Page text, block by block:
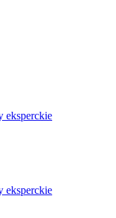
eksperckie
eksperckie